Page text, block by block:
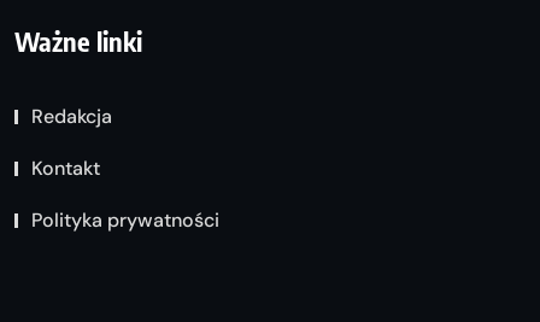
Ważne linki
Redakcja
Kontakt
Polityka prywatności